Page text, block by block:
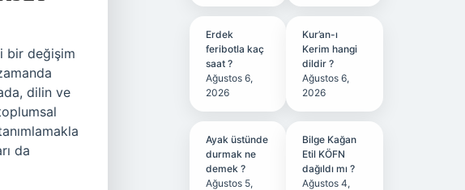
bir değişim
dilin ve
da
Erdek
feribotla kaç
saat ?
Ağustos 6,
2026
Kur’an-ı
Kerim hangi
dildir ?
Ağustos 6,
2026
Ayak üstünde
durmak ne
demek ?
Ağustos 5,
Bilge Kağan
Etil KÖFN
dağıldı mı ?
Ağustos 4,